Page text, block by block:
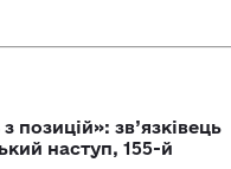
позицій»: зв’язківець
наступ, 155-й